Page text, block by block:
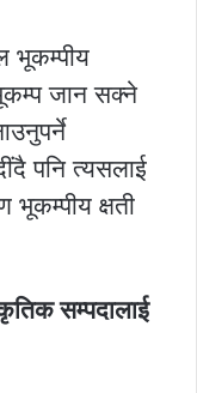
भूकम्पीय
जान सक्ने
पनि त्यसलाई
भूकम्पीय क्षती
सम्पदालाई